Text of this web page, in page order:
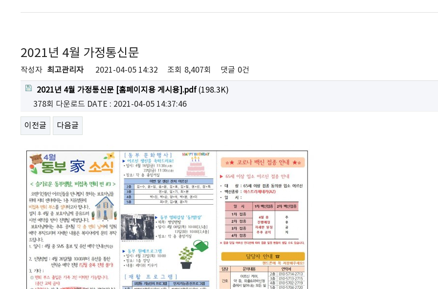
2021년 4월 가정통신문
작성자 최고관리자 2021-04-05 14:32 조회 8,407회 댓글 0건
2021년 4월 가정통신문 [홈페이지용 게시용].pdf (198.3K)
378회 다운로드 DATE : 2021-04-05 14:37:46
이전글 다음글